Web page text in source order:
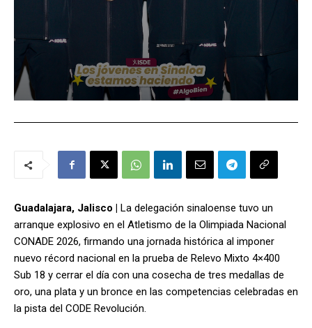
Guadalajara, Jalisco | La delegación sinaloense tuvo un
arranque explosivo en el Atletismo de la Olimpiada Nacional
CONADE 2026, firmando una jornada histórica al imponer
nuevo récord nacional en la prueba de Relevo Mixto 4×400
Sub 18 y cerrar el día con una cosecha de tres medallas de
oro, una plata y un bronce en las competencias celebradas en
la pista del CODE Revolución.